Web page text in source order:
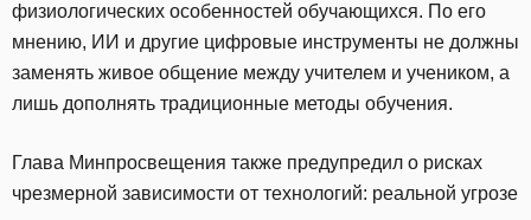
физиологических особенностей обучающихся. По его
мнению, ИИ и другие цифровые инструменты не должны
заменять живое общение между учителем и учеником, а
лишь дополнять традиционные методы обучения.
Глава Минпросвещения также предупредил о рисках
чрезмерной зависимости от технологий: реальной угрозе